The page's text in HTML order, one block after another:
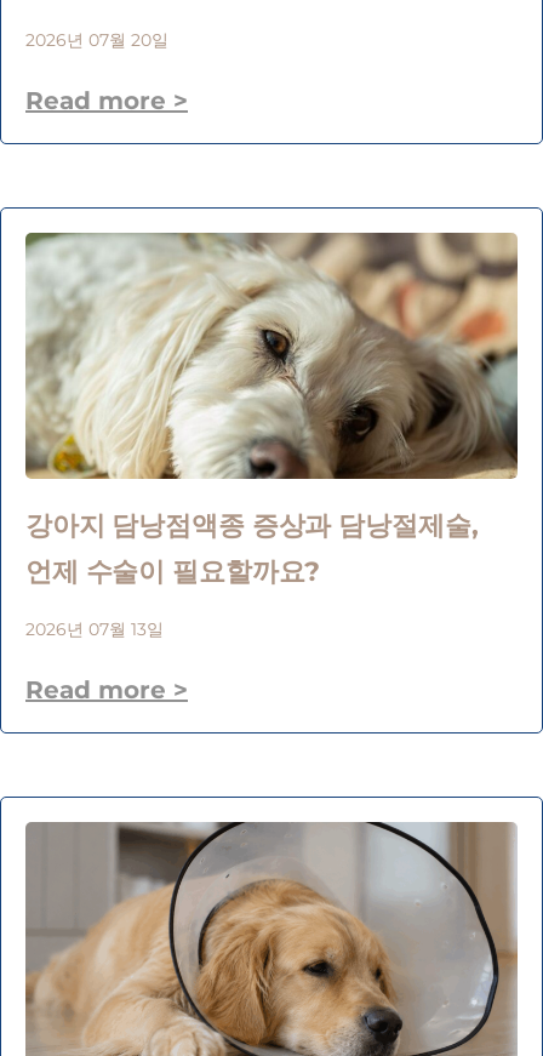
2026년 07월 20일
Read more >
강아지 담낭점액종 증상과 담낭절제술,
언제 수술이 필요할까요?
2026년 07월 13일
Read more >